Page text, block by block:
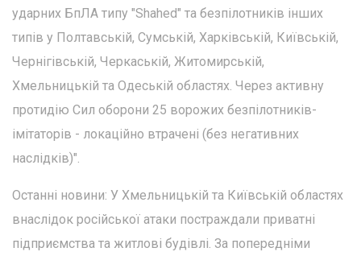
ударних БпЛА типу "Shahed" та безпілотників інших
типів у Полтавській, Сумській, Харківській, Київській,
Чернігівській, Черкаській, Житомирській,
Хмельницькій та Одеській областях. Через активну
протидію Сил оборони 25 ворожих безпілотників-
імітаторів - локаційно втрачені (без негативних
наслідків)".
Останні новини: У Хмельницькій та Київській областях
внаслідок російської атаки постраждали приватні
підприємства та житлові будівлі. За попередніми